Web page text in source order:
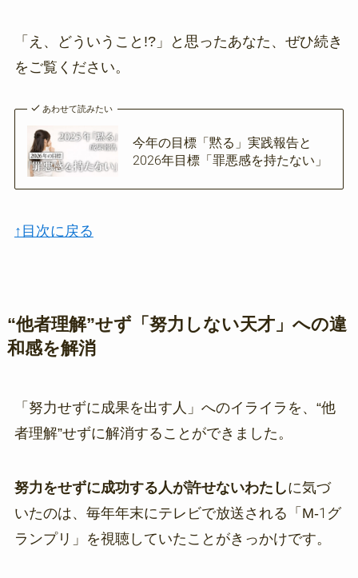
「え、どういうこと!?」と思ったあなた、ぜひ続き
をご覧ください。
あわせて読みたい
今年の目標「黙る」実践報告と
2026年目標「罪悪感を持たない」
↑目次に戻る
“他者理解”せず「努力しない天才」への違
和感を解消
「努力せずに成果を出す人」へのイライラを、“他
者理解”せずに解消することができました。
努力をせずに成功する人が許せないわたしに気づ
いたのは、毎年年末にテレビで放送される「M-1グ
ランプリ」を視聴していたことがきっかけです。